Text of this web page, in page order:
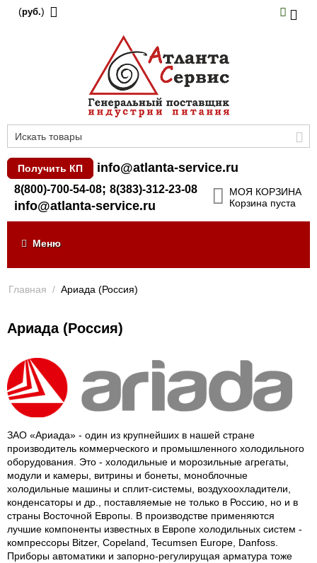
(руб.)
Получить КП info@atlanta-service.ru
8(800)-700-54-08; 8(383)-312-23-08
info@atlanta-service.ru
МОЯ КОРЗИНА
Корзина пуста
Меню
Главная / Ариада (Россия)
Ариада (Россия)
ЗАО «Ариада» - один из крупнейших в нашей стране
производитель коммерческого и промышленного холодильного
оборудования. Это - холодильные и морозильные агрегаты,
модули и камеры, витрины и бонеты, моноблочные
холодильные машины и сплит-системы, воздухоохладители,
конденсаторы и др., поставляемые не только в Россию, но и в
страны Восточной Европы. В производстве применяются
лучшие компоненты известных в Европе холодильных систем -
компрессоры Bitzer, Copeland, Tecumsen Europe, Danfoss.
Приборы автоматики и запорно-регулирущая арматура тоже